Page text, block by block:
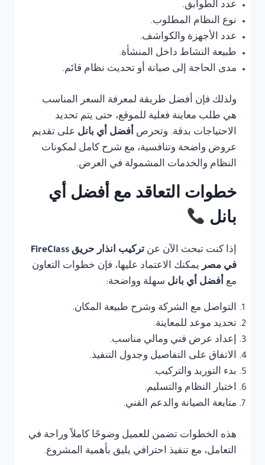
عدد الطوابق.
نوع النظام المطلوب.
عدد الأجهزة والكواشف.
طبيعة النشاط داخل المنشأة.
مدى الحاجة إلى صيانة أو تحديث نظام قائم.
ولذلك فإن أفضل طريقة لمعرفة السعر المناسب
هي طلب معاينة فعلية للموقع، حتى يتم تحديد
الاحتياجات بدقة. وتحرص أفضل أي بانل على تقديم
عروض واضحة وتنافسية، مع شرح كامل لمكونات
النظام والخدمات المشمولة في العرض.
خطوات التعاقد مع أفضل أي
بانل
إذا كنت تبحث الآن عن
تركيب انذار حريق FireClass
في مصر يمكنك الاعتماد عليها، فإن خطوات التعاون
مع أفضل أي بانل سهلة وواضحة:
التواصل مع الشركة وشرح طبيعة المكان.
تحديد موعد للمعاينة.
إعداد عرض فني ومالي مناسب.
الاتفاق على التفاصيل وجدول التنفيذ.
بدء التوريد والتركيب.
اختبار النظام والتسليم.
متابعة الصيانة والدعم الفني.
هذه الخطوات تضمن للعميل وضوحًا كاملاً وراحة في
التعامل، مع تنفيذ احترافي يليق بأهمية المشروع.